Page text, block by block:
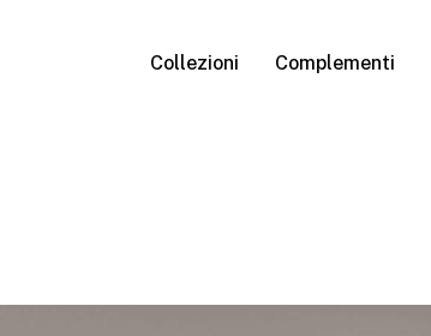
Collezioni Complementi